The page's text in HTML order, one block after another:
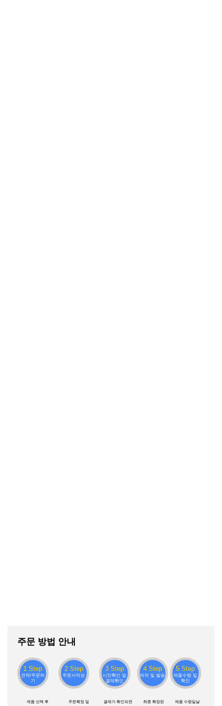
주문 방법 안내
1 Step
견적/주문하
기
제품 선택 후
2 Step
주문서작성
주문확정 및
3 Step
시안확인 및
결재확인
결재가 확인되면
4 Step
제작 및 발송
촤종 확정된
5 Step
제품수령 및
확인
제품 수령일날